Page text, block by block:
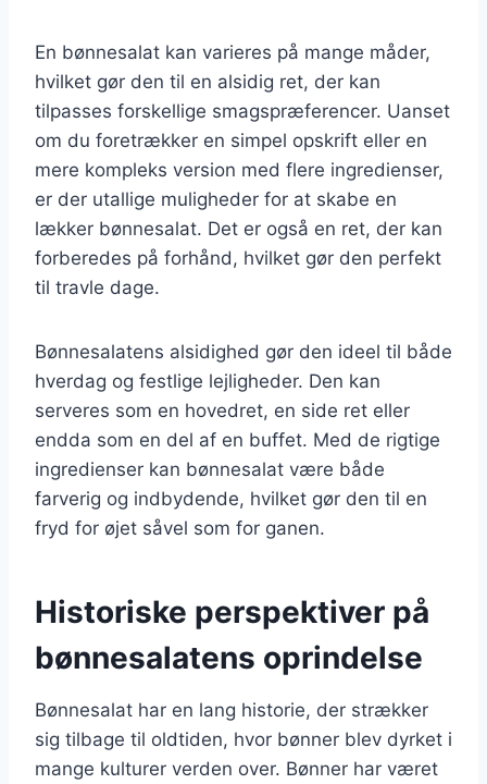
En bønnesalat kan varieres på mange måder,
hvilket gør den til en alsidig ret, der kan
tilpasses forskellige smagspræferencer. Uanset
om du foretrækker en simpel opskrift eller en
mere kompleks version med flere ingredienser,
er der utallige muligheder for at skabe en
lækker bønnesalat. Det er også en ret, der kan
forberedes på forhånd, hvilket gør den perfekt
til travle dage.
Bønnesalatens alsidighed gør den ideel til både
hverdag og festlige lejligheder. Den kan
serveres som en hovedret, en side ret eller
endda som en del af en buffet. Med de rigtige
ingredienser kan bønnesalat være både
farverig og indbydende, hvilket gør den til en
fryd for øjet såvel som for ganen.
Historiske perspektiver på
bønnesalatens oprindelse
Bønnesalat har en lang historie, der strækker
sig tilbage til oldtiden, hvor bønner blev dyrket i
mange kulturer verden over. Bønner har været